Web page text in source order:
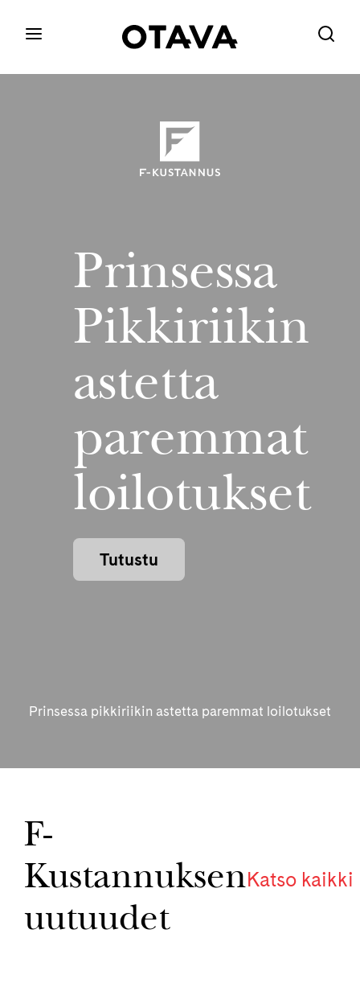
Prinsessa
Pikkiriikin
astetta
paremmat
loilotukset
Tutustu
Prinsessa pikkiriikin astetta paremmat loilotukset
F-
Kustannuksen
uutuudet
Katso kaikki